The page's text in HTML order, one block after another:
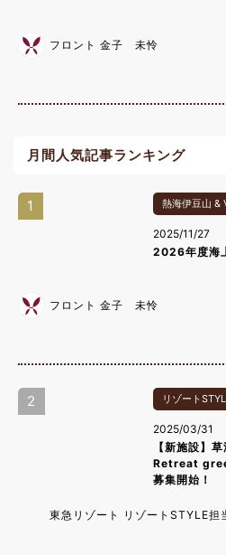
フロント 金子 未怜
月間人気記事ランキング
1 熱海伊豆山 &
2025/11/27
2026年度海
フロント 金子 未怜
2 リゾート
2025/03/31
【新施設】
Retreat
募集開始！
東急リゾート リゾートSTYLE担